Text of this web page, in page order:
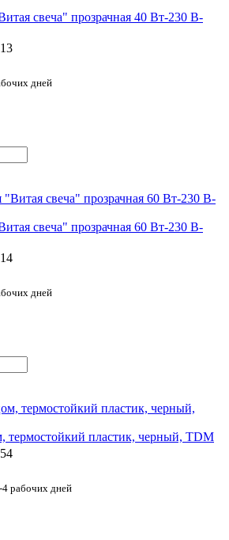
свеча" прозрачная 40 Вт-230 В-
дней
свеча" прозрачная 60 Вт-230 В-
дней
термостойкий пластик, черный, TDM
4 рабочих дней